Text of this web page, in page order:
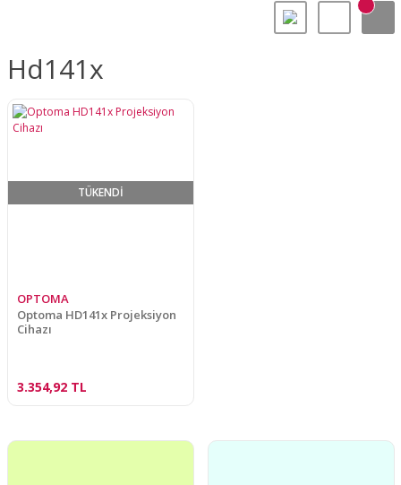
Hd141x
TÜKENDİ
OPTOMA
Optoma HD141x Projeksiyon
Cihazı
3.354,92 TL